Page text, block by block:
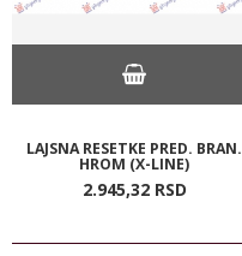
LAJSNA RESETKE PRED. BRAN.
HROM (X-LINE)
2.945,32 RSD